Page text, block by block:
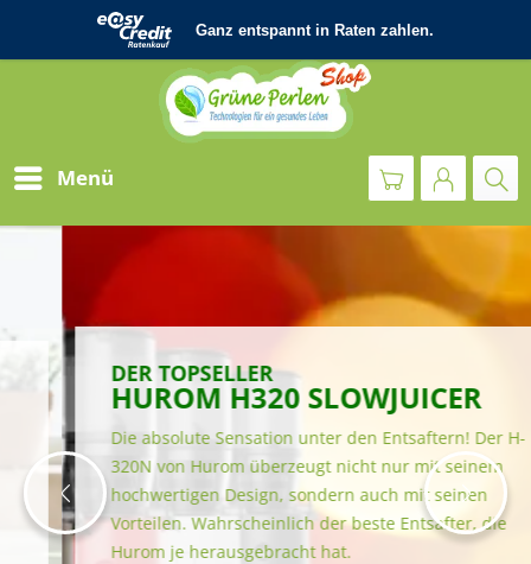
Menü
DER TOPSELLER
HUROM H320 SLOWJUICER
Die absolute Sensation unter den Entsaftern! Der H-
320N von Hurom überzeugt nicht nur mit seinem
hochwertigen Design, sondern auch mit seinen
Vorteilen. Wahrscheinlich der beste Entsafter, die
Hurom je herausgebracht hat.